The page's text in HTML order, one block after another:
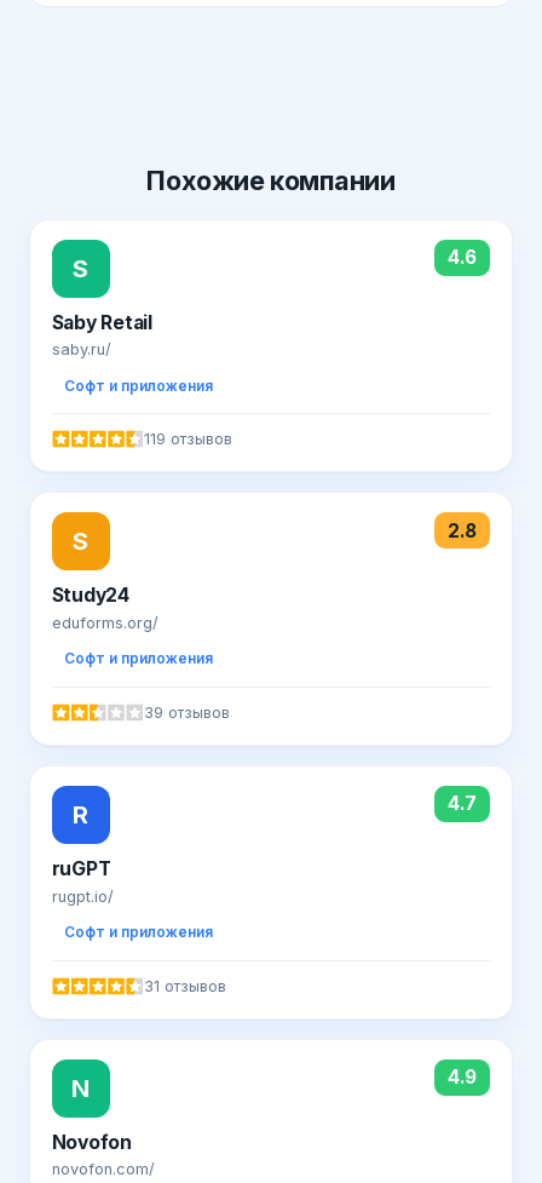
Похожиекомпании
S 4.6
Saby Retail
saby.ru/
Софт и приложения
119 отзывов
S 2.8
Study24
eduforms.org/
Софт и приложения
39 отзывов
R 4.7
ruGPT
rugpt.io/
Софт и приложения
31 отзывов
N 4.9
Novofon
novofon.com/